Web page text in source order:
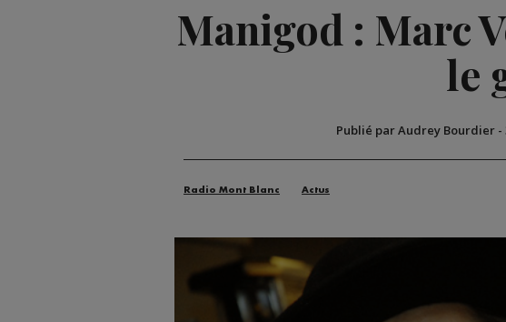
Manigod : Marc
le
Publié par Audrey Bourdier-
Radio Mont Blanc Actus